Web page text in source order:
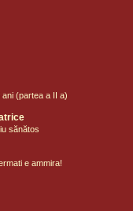
ani (partea a II a)
sănătos
e ammira!